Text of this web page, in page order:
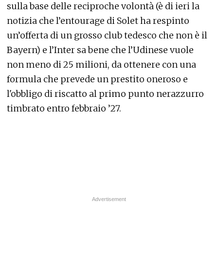
sulla base delle reciproche volontà (è di ieri la
notizia che l’entourage di Solet ha respinto
un’offerta di un grosso club tedesco che non è il
Bayern) e l’Inter sa bene che l’Udinese vuole
non meno di 25 milioni, da ottenere con una
formula che prevede un prestito oneroso e
l'obbligo di riscatto al primo punto nerazzurro
timbrato entro febbraio ’27.